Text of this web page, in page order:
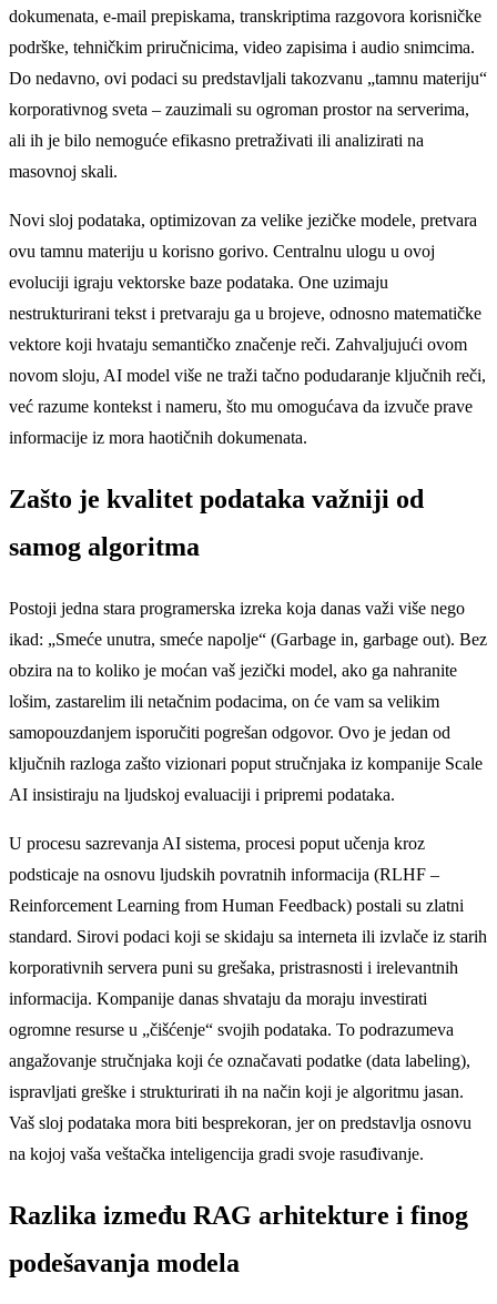
dokumenata, e-mail prepiskama, transkriptima razgovora korisničke
podrške, tehničkim priručnicima, video zapisima i audio snimcima.
Do nedavno, ovi podaci su predstavljali takozvanu „tamnu materiju“
korporativnog sveta – zauzimali su ogroman prostor na serverima,
ali ih je bilo nemoguće efikasno pretraživati ili analizirati na
masovnoj skali.
Novi sloj podataka, optimizovan za velike jezičke modele, pretvara
ovu tamnu materiju u korisno gorivo. Centralnu ulogu u ovoj
evoluciji igraju vektorske baze podataka. One uzimaju
nestrukturirani tekst i pretvaraju ga u brojeve, odnosno matematičke
vektore koji hvataju semantičko značenje reči. Zahvaljujući ovom
novom sloju, AI model više ne traži tačno podudaranje ključnih reči,
već razume kontekst i nameru, što mu omogućava da izvuče prave
informacije iz mora haotičnih dokumenata.
Zašto je kvalitet podataka važniji od
samog algoritma
Postoji jedna stara programerska izreka koja danas važi više nego
ikad: „Smeće unutra, smeće napolje“ (Garbage in, garbage out). Bez
obzira na to koliko je moćan vaš jezički model, ako ga nahranite
lošim, zastarelim ili netačnim podacima, on će vam sa velikim
samopouzdanjem isporučiti pogrešan odgovor. Ovo je jedan od
ključnih razloga zašto vizionari poput stručnjaka iz kompanije Scale
AI insistiraju na ljudskoj evaluaciji i pripremi podataka.
U procesu sazrevanja AI sistema, procesi poput učenja kroz
podsticaje na osnovu ljudskih povratnih informacija (RLHF –
Reinforcement Learning from Human Feedback) postali su zlatni
standard. Sirovi podaci koji se skidaju sa interneta ili izvlače iz starih
korporativnih servera puni su grešaka, pristrasnosti i irelevantnih
informacija. Kompanije danas shvataju da moraju investirati
ogromne resurse u „čišćenje“ svojih podataka. To podrazumeva
angažovanje stručnjaka koji će označavati podatke (data labeling),
ispravljati greške i strukturirati ih na način koji je algoritmu jasan.
Vaš sloj podataka mora biti besprekoran, jer on predstavlja osnovu
na kojoj vaša veštačka inteligencija gradi svoje rasuđivanje.
Razlika između RAG arhitekture i finog
podešavanja modela